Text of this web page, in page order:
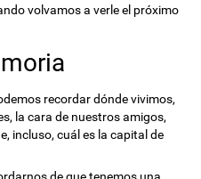
volvamos a verle el próximo
recordar dónde vivimos,
la cara de nuestros amigos,
incluso, cuál es la capital de